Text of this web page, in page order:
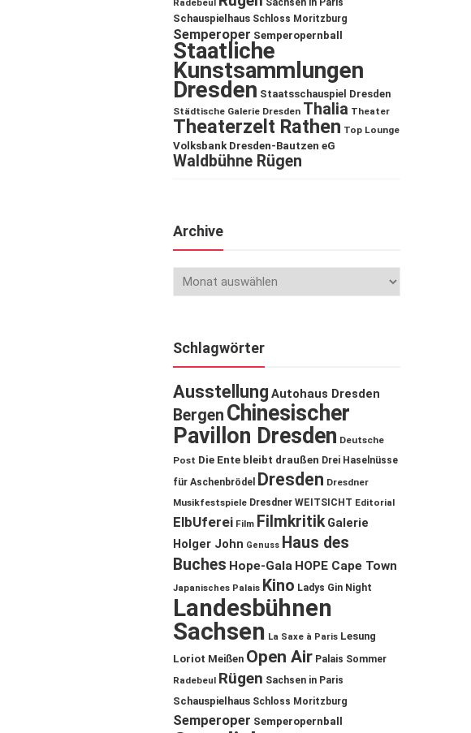
Radebeul Sachsen in Paris
Schauspielhaus Schloss Moritzburg
Semperoper Semperopernball
Staatliche
Kunstsammlungen
Dresden Staatsschauspiel Dresden
Städtische Galerie Dresden Thalia Theater
Theaterzelt Rathen Top Lounge
Volksbank Dresden-Bautzen eG
Waldbühne Rügen
Archive
Schlagwörter
Ausstellung Autohaus Dresden
Bergen Chinesischer
Pavillon Dresden Deutsche
Post Die Ente bleibt draußen Drei Haselnüsse
für Aschenbrödel
Dresden Dresdner
Musikfestspiele Dresdner WEITSICHT Editorial
ElbUferei Film Filmkritik Galerie
Holger John Genuss Haus des
Buches Hope-Gala HOPE Cape Town
Japanisches Palais Kino Ladys Gin Night
Landesbühnen
Sachsen La Saxe à Paris Lesung
Loriot Meißen Open Air Palais Sommer
Radebeul Rügen Sachsen in Paris
Schauspielhaus Schloss Moritzburg
Semperoper Semperopernball